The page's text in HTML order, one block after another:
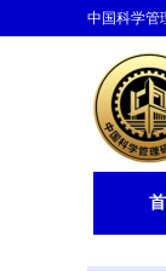
中国科学管